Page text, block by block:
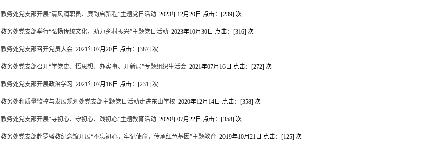
教务处党支部开展“清风润职员、廉韵启新程”主题党日活动 2023年12月20日 点击：[239] 次
教务处党支部举行“弘扬传统文化，助力乡村振兴”主题党日活动 2023年10月30日 点击：[316] 次
教务处党支部召开党员大会 2021年07月20日 点击：[387] 次
教务处党支部召开“学党史、悟思想、办实事、开新局”专题组织生活会 2021年07月16日 点击：[272] 次
教务处党支部开展政治学习 2021年07月16日 点击：[231] 次
教务处和质量监控与发展规划处党支部主题党日活动走进东山学校 2020年12月14日 点击：[358] 次
教务处党支部开展“寻初心、守初心、践初心”主题教育活动 2020年07月22日 点击：[358] 次
教务处党支部赴罗盛教纪念馆开展“不忘初心，牢记使命，传承红色基因”主题教育 2019年10月21日 点击：[125] 次